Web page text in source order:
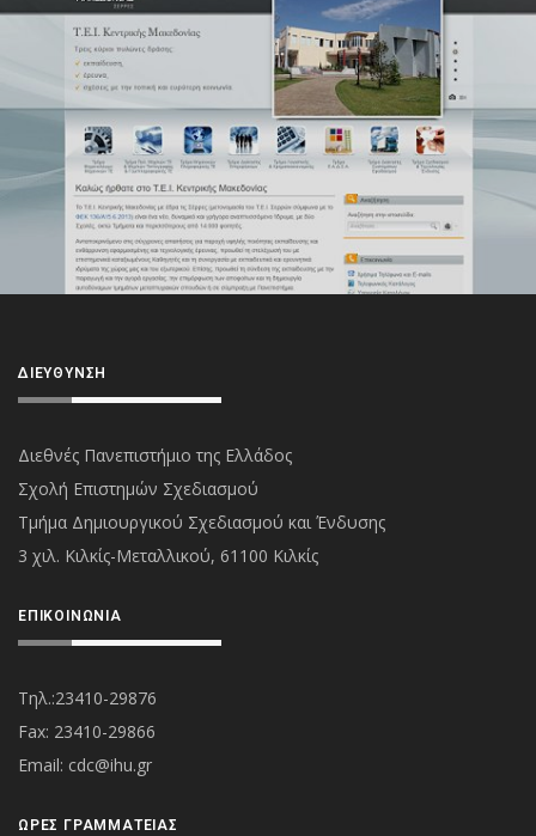
ΔΙΕΎΘΥΝΣΗ
Διεθνές Πανεπιστήμιο της Ελλάδος
Σχολή Επιστημών Σχεδιασμού
Τμήμα Δημιουργικού Σχεδιασμού και Ένδυσης
3 χιλ. Κιλκίς-Μεταλλικού, 61100 Κιλκίς
ΕΠΙΚΟΙΝΩΝΊΑ
Τηλ.:23410-29876
Fax: 23410-29866
Εmail: cdc@ihu.gr
ΏΡΕΣ ΓΡΑΜΜΑΤΕΊΑΣ